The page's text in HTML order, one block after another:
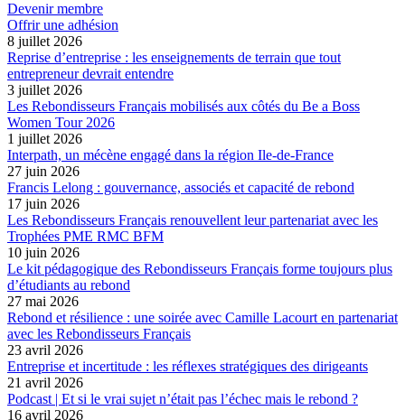
Devenir membre
Offrir une adhésion
8 juillet 2026
Reprise d’entreprise : les enseignements de terrain que tout
entrepreneur devrait entendre
3 juillet 2026
Les Rebondisseurs Français mobilisés aux côtés du Be a Boss
Women Tour 2026
1 juillet 2026
Interpath, un mécène engagé dans la région Ile-de-France
27 juin 2026
Francis Lelong : gouvernance, associés et capacité de rebond
17 juin 2026
Les Rebondisseurs Français renouvellent leur partenariat avec les
Trophées PME RMC BFM
10 juin 2026
Le kit pédagogique des Rebondisseurs Français forme toujours plus
d’étudiants au rebond
27 mai 2026
Rebond et résilience : une soirée avec Camille Lacourt en partenariat
avec les Rebondisseurs Français
23 avril 2026
Entreprise et incertitude : les réflexes stratégiques des dirigeants
21 avril 2026
Podcast | Et si le vrai sujet n’était pas l’échec mais le rebond ?
16 avril 2026